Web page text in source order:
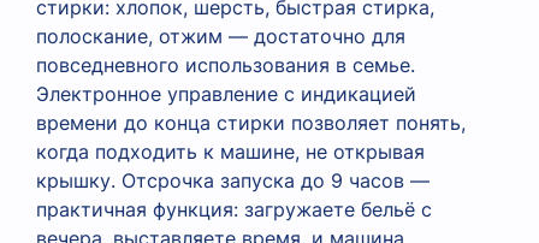
стирки: хлопок, шерсть, быстрая стирка,
полоскание, отжим — достаточно для
повседневного использования в семье.
Электронное управление с индикацией
времени до конца стирки позволяет понять,
когда подходить к машине, не открывая
крышку. Отсрочка запуска до 9 часов —
практичная функция: загружаете бельё с